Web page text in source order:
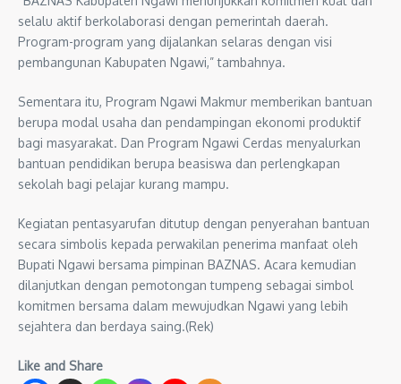
selalu aktif berkolaborasi dengan pemerintah daerah.
Program-program yang dijalankan selaras dengan visi
pembangunan Kabupaten Ngawi,” tambahnya.
Sementara itu, Program Ngawi Makmur memberikan bantuan
berupa modal usaha dan pendampingan ekonomi produktif
bagi masyarakat. Dan Program Ngawi Cerdas menyalurkan
bantuan pendidikan berupa beasiswa dan perlengkapan
sekolah bagi pelajar kurang mampu.
Kegiatan pentasyarufan ditutup dengan penyerahan bantuan
secara simbolis kepada perwakilan penerima manfaat oleh
Bupati Ngawi bersama pimpinan BAZNAS. Acara kemudian
dilanjutkan dengan pemotongan tumpeng sebagai simbol
komitmen bersama dalam mewujudkan Ngawi yang lebih
sejahtera dan berdaya saing.(Rek)
Like and Share